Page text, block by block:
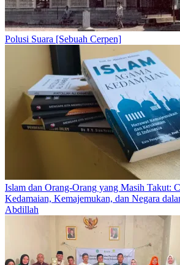
Polusi Suara [Sebuah Cerpen]
Islam dan Orang-Orang yang Masih Takut:
Kedamaian, Kemajemukan, dan Negara
Abdillah